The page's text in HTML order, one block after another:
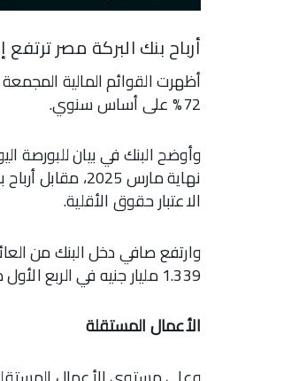
أرباح بنك البركة مصر ترتفع إلى 1.365 مليار جنيه بنهاية
أظهرت القوائم المالية المجمعة
72% على أساس سنوي.
الاعتبار حقوق الأقلية.
1.339 مليار جنيه في الربع الأول من العام الماضي.
الأعمال المستقلة